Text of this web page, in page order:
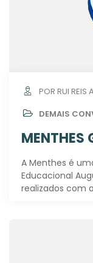
POR RUI REIS
DEMAIS
MENTHES
A Menthes é
Educacional
realizados com